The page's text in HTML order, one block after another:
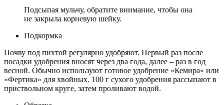
Подсыпая мульчу, обратите внимание, чтобы она
не закрыла корневую шейку.
Подкормка
Почву под пихтой регулярно удобряют. Первый раз после
посадки удобрения вносят через два года, далее – раз в год
весной. Обычно используют готовое удобрение «Кемира» или
«Фертика» для хвойных. 100 г сухого удобрения рассыпают в
приствольном круге, затем проливают водой.